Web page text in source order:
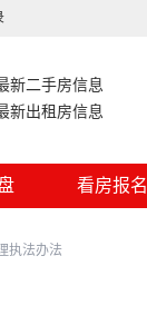
新二手房信息
新出租房信息
看房报名
执法办法